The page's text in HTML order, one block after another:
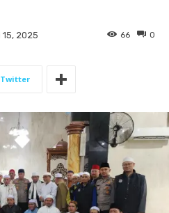
2025 0
66
Twitter